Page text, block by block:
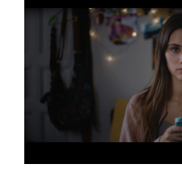
«Tregua